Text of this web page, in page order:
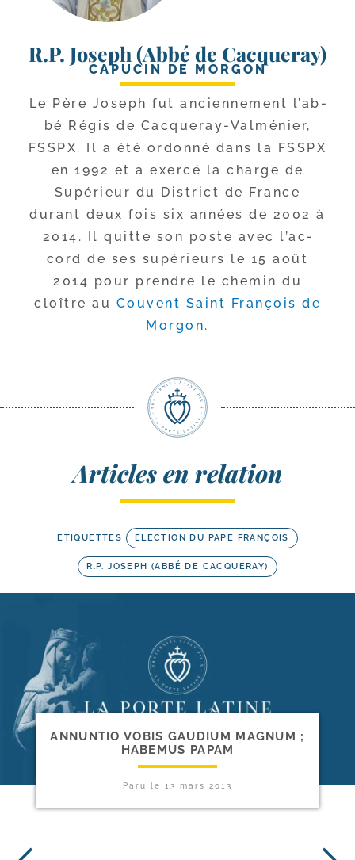
R.P. Joseph (Abbé de Cacqueray)
CAPUCIN DE MORGON
Le Père Joseph fut ancien­ne­ment l’ab­
bé Régis de Cacqueray-​Valménier,
FSSPX. Il a été ordon­né dans la FSSPX
en 1992 et a exer­cé la charge de
Supérieur du District de France
durant deux fois six années de 2002 à
2014. Il quitte son poste avec l’ac­
cord de ses supé­rieurs le 15 août
2014 pour prendre le che­min du
cloître au Couvent Saint François de
Morgon.
Articles en relation
ETIQUETTES ELECTION DU PAPE FRANÇOIS
R.P. JOSEPH (ABBÉ DE CACQUERAY)
ANNUNTIO VOBIS GAUDIUM MAGNUM ;
HABEMUS PAPAM
Paru le 13 mars 2013